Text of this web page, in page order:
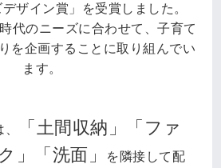
ザイン賞」を受賞しました。
代のニーズに合わせて、子育て
を企画することに取り組んでい
ます。
「土間収納」「ファ
」「洗面」
を隣接して配